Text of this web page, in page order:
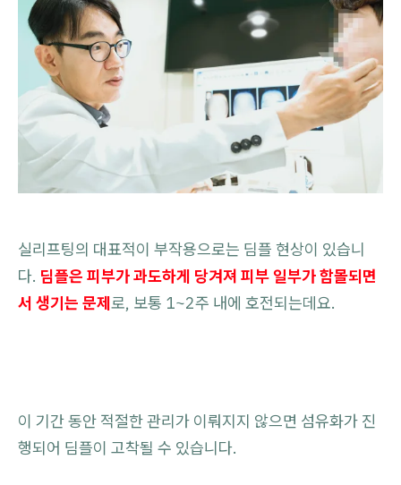
실리프팅의 대표적이 부작용으로는 딤플 현상이 있습니
다. 딤플은 피부가 과도하게 당겨져 피부 일부가 함몰되면
서 생기는 문제로, 보통 1~2주 내에 호전되는데요.
이 기간 동안 적절한 관리가 이뤄지지 않으면 섬유화가 진
행되어 딤플이 고착될 수 있습니다.